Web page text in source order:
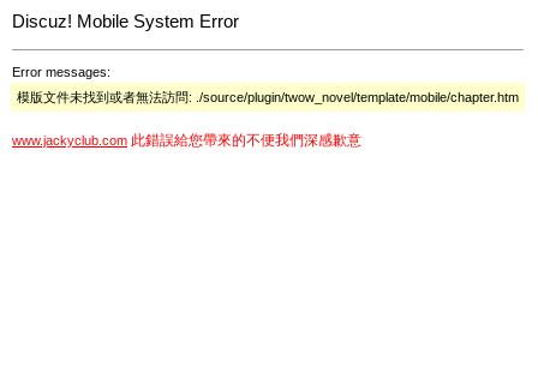
Discuz! Mobile System Error
Error messages:
模版文件未找到或者無法訪問: ./source/plugin/twow_novel/template/mobile/chapter.htm
www.jackyclub.com 此錯誤給您帶來的不便我們深感歉意